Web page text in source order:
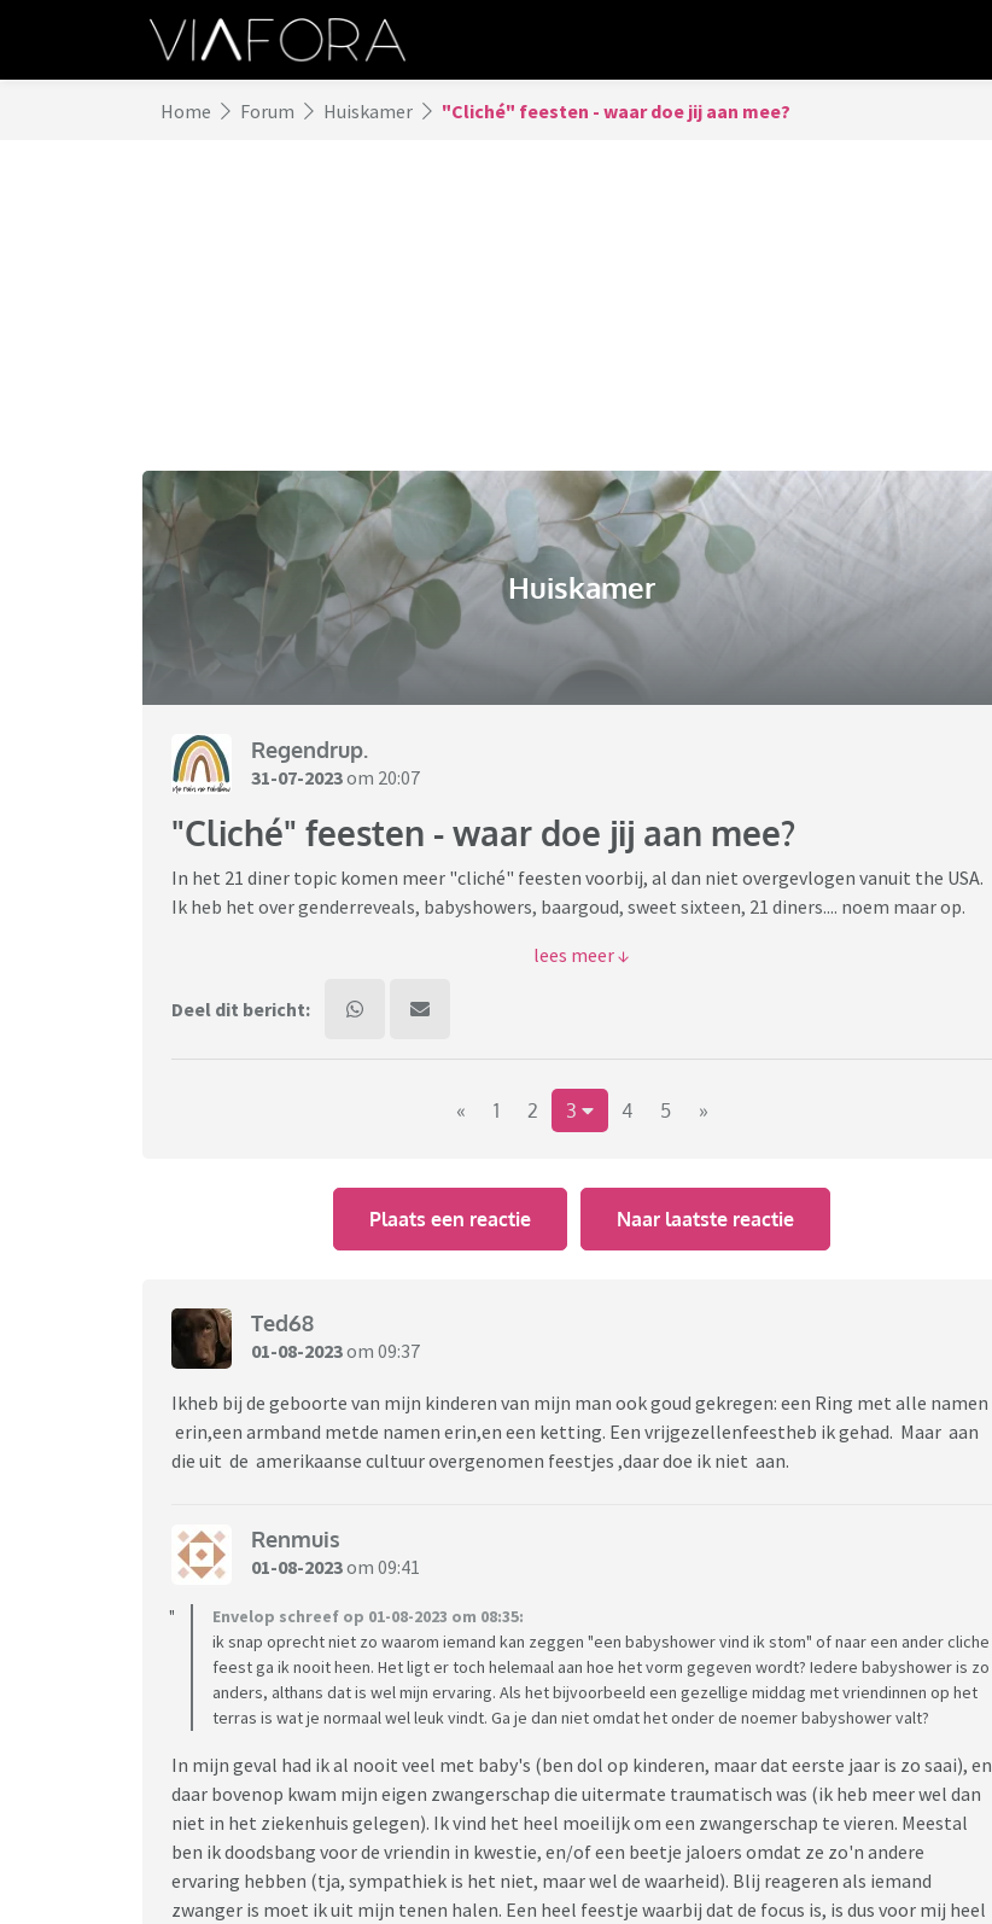
Home Forum Huiskamer "Cliché" feesten - waar doe jij aan mee?
Huiskamer
Regendrup.
31-07-2023om 20:07
"Cliché" feesten - waar doe jij aan mee?
In het 21 diner topic komen meer "cliché" feesten voorbij, al dan niet overgevlogen vanuit the USA.
Ik heb het over genderreveals, babyshowers, baargoud, sweet sixteen, 21 diners.... noem maar op.
Wat vind je ervan? Welke feesten heb je al meegedaan/zelf gedaan?
Ben gewoon heel benieuwd en vind hetl euk om verschillende ervaringen te horen. Probeer het
Deel dit bericht:
« 1 2 3 4 5 »
Plaats een reactie Naar laatste reactie
Ted68
01-08-2023om 09:37
Ikheb bij de geboorte van mijn kinderen van mijn man ook goud gekregen: een Ring met alle namen
erin,een armband metde namen erin,en een ketting. Een vrijgezellenfeestheb ik gehad. Maar aan
die uit de amerikaanse cultuur overgenomen feestjes ,daar doe ik niet aan.
Renmuis
01-08-2023om 09:41
Envelop schreef op 01-08-2023 om 08:35:
ik snap oprecht niet zo waarom iemand kan zeggen "een babyshower vind ik stom" of naar een ander cliche
feest ga ik nooit heen. Het ligt er toch helemaal aan hoe het vorm gegeven wordt? Iedere babyshower is zo
anders, althans dat is wel mijn ervaring. Als het bijvoorbeeld een gezellige middag met vriendinnen op het
terras is wat je normaal wel leuk vindt. Ga je dan niet omdat het onder de noemer babyshower valt?
In mijn geval had ik al nooit veel met baby's (ben dol op kinderen, maar dat eerste jaar is zo saai), en
daar bovenop kwam mijn eigen zwangerschap die uitermate traumatisch was (ik heb meer wel dan
niet in het ziekenhuis gelegen). Ik vind het heel moeilijk om een zwangerschap te vieren. Meestal
ben ik doodsbang voor de vriendin in kwestie, en/of een beetje jaloers omdat ze zo'n andere
ervaring hebben (tja, sympathiek is het niet, maar wel de waarheid). Blij reageren als iemand
zwanger is moet ik uit mijn tenen halen. Een heel feestje waarbij dat de focus is, is dus voor mij heel